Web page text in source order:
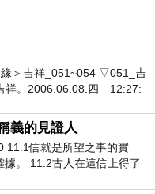
＞吉祥_051~054 ▽051_吉
。2006.06.08.四 12:27:
義的見證人
11:1信就是所望之事的實
據。 11:2古人在這信上得了
們因着信、就知道